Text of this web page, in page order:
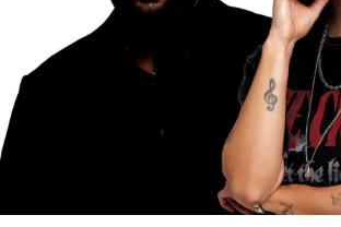
Отдельное спасибо Мэри. Изначально она прислала
мне запись с диктофона, где сыграла припев на
гитаре. Я был просто восхищен этим исполнением.
Мне кажется, ей очень тонко удалось передать
настроение этой истории и добавить треку ту
самую нежность и глубину, без которых песня не
звучала бы так красиво», — поделился эмоциями
ANDRO.
«Очень рада была поработать с ANDRO. Он очень
талантливый музыкант и у него очень классный
вокал. Мне кажется, у нас получилось создать какое-
то летнее, вайбовое настроение, что нетипично для
меня. Но очень интересно было попробовать себя в